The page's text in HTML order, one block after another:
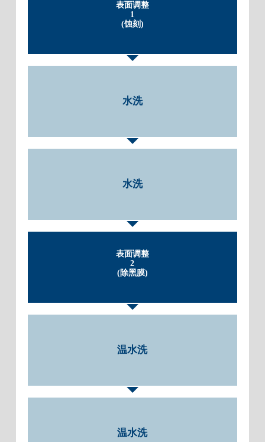
表面调整
1
(蚀刻)
水洗
水洗
表面调整
2
(除黑膜)
温水洗
温水洗